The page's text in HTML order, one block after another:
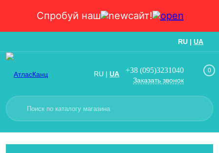
Спробуй наш сайт!
RU | UA
RU | UA +38 (095)3231040
Заказать звонок
0